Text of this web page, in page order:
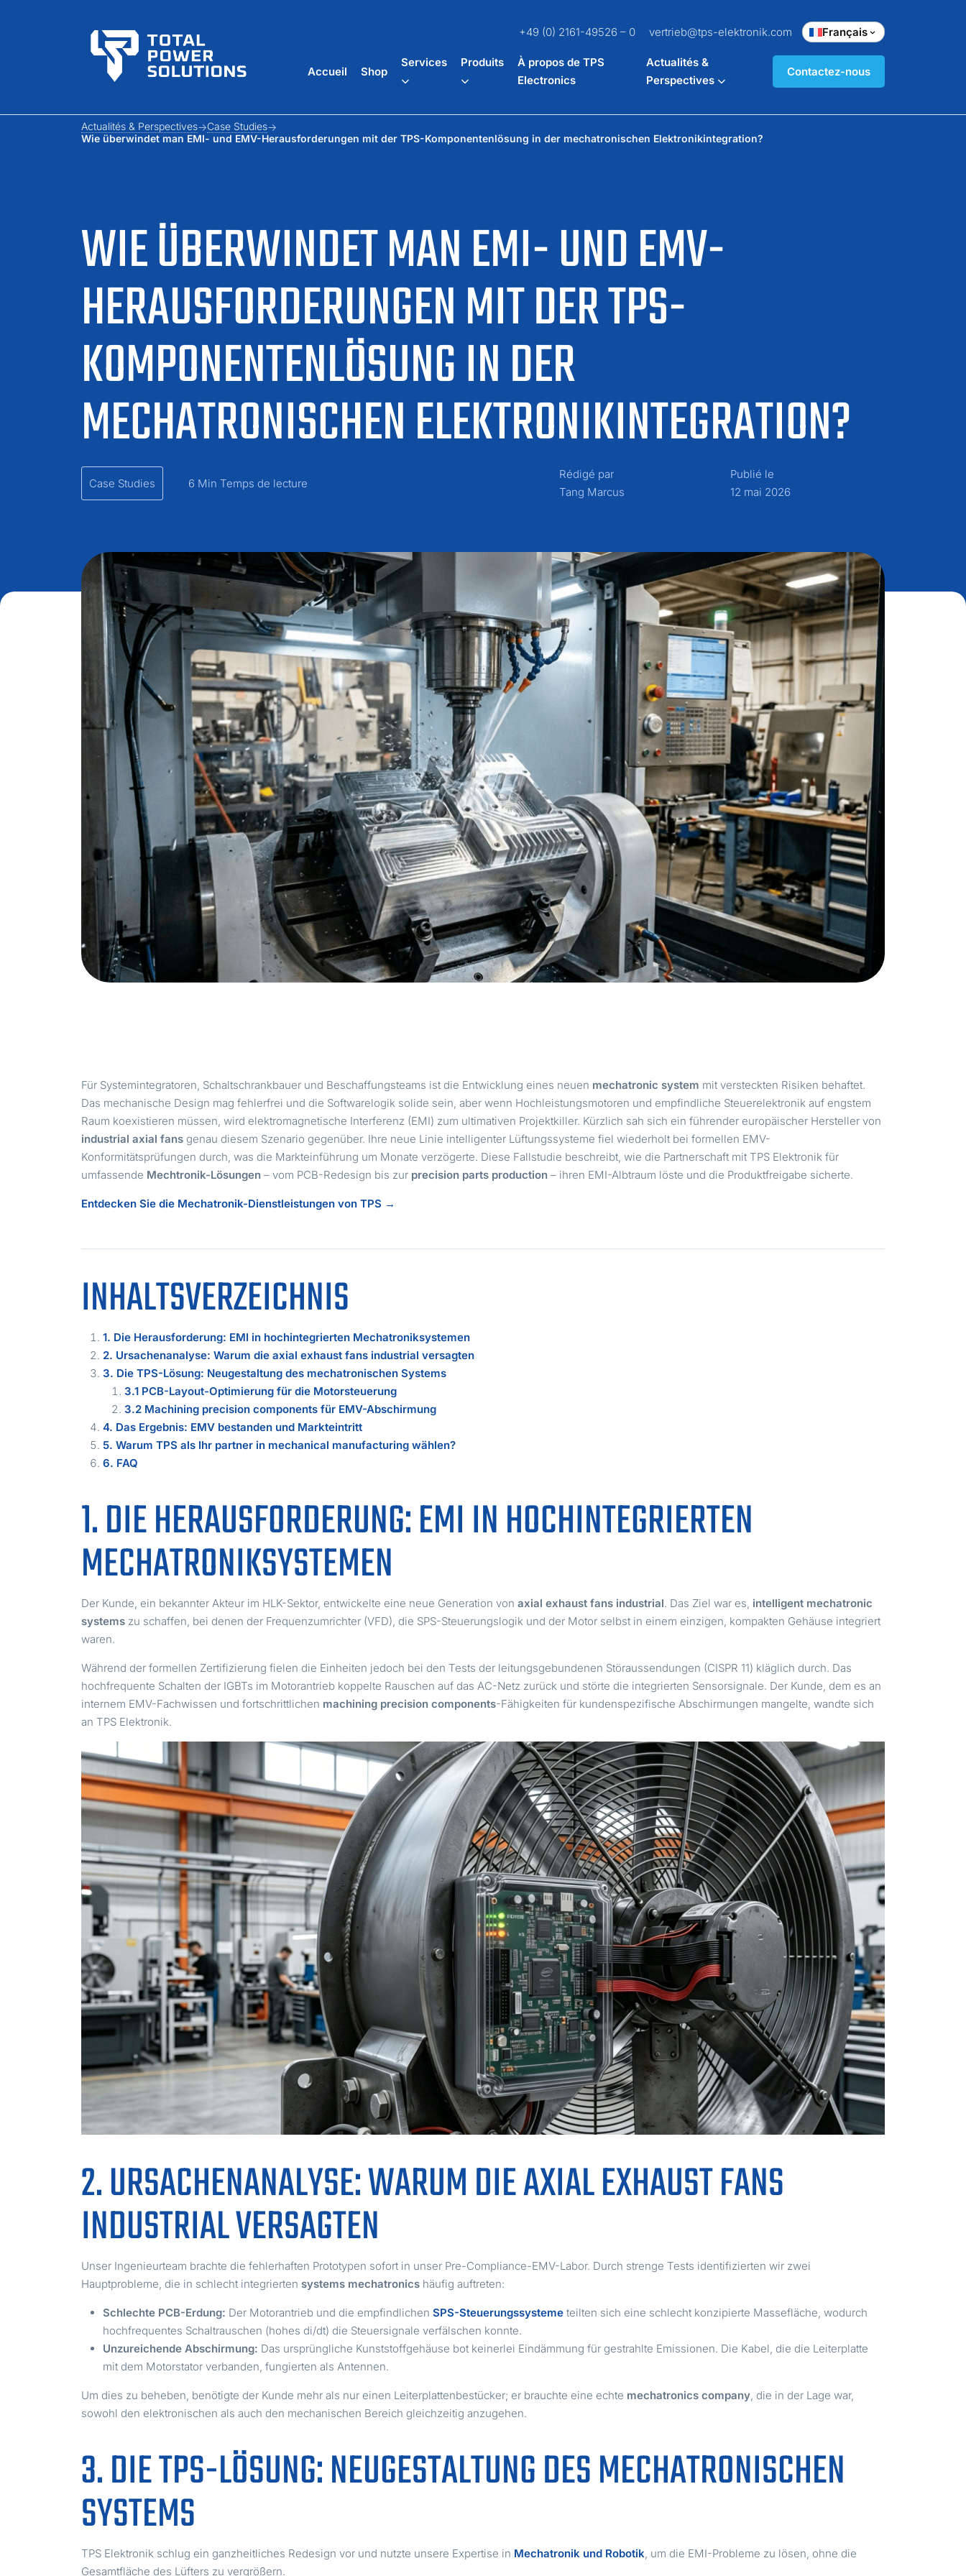
+49 (0) 2161-49526 – 0 vertrieb@tps-elektronik.com Français
Accueil Shop
Services Produits
À propos de TPS
Electronics
Actualités &
Perspectives
Contactez-nous
WIE ÜBERWINDET MAN EMI- UND EMV-
HERAUSFORDERUNGEN MIT DER TPS-
KOMPONENTENLÖSUNG IN DER
MECHATRONISCHEN ELEKTRONIKINTEGRATION?
Actualités & Perspectives
Case Studies
Wie überwindet man EMI- und EMV-Herausforderungen mit der TPS-Komponentenlösung in der mechatronischen Elektronikintegration?
Case Studies 6 Min Temps de lecture
Rédigé par
Tang Marcus
Publié le
12 mai 2026
Für Systemintegratoren, Schaltschrankbauer und Beschaffungsteams ist die Entwicklung eines neuen mechatronic system mit versteckten Risiken behaftet.
Das mechanische Design mag fehlerfrei und die Softwarelogik solide sein, aber wenn Hochleistungsmotoren und empfindliche Steuerelektronik auf engstem
Raum koexistieren müssen, wird elektromagnetische Interferenz (EMI) zum ultimativen Projektkiller. Kürzlich sah sich ein führender europäischer Hersteller von
industrial axial fans genau diesem Szenario gegenüber. Ihre neue Linie intelligenter Lüftungssysteme fiel wiederholt bei formellen EMV-
Konformitätsprüfungen durch, was die Markteinführung um Monate verzögerte. Diese Fallstudie beschreibt, wie die Partnerschaft mit TPS Elektronik für
umfassende Mechtronik-Lösungen – vom PCB-Redesign bis zur precision parts production – ihren EMI-Albtraum löste und die Produktfreigabe sicherte.
Entdecken Sie die Mechatronik-Dienstleistungen von TPS →
INHALTSVERZEICHNIS
1. Die Herausforderung: EMI in hochintegrierten Mechatroniksystemen
2. Ursachenanalyse: Warum die axial exhaust fans industrial versagten
3. Die TPS-Lösung: Neugestaltung des mechatronischen Systems
3.1 PCB-Layout-Optimierung für die Motorsteuerung
3.2 Machining precision components für EMV-Abschirmung
4. Das Ergebnis: EMV bestanden und Markteintritt
5. Warum TPS als Ihr partner in mechanical manufacturing wählen?
6. FAQ
1. DIE HERAUSFORDERUNG: EMI IN HOCHINTEGRIERTEN
MECHATRONIKSYSTEMEN
Der Kunde, ein bekannter Akteur im HLK-Sektor, entwickelte eine neue Generation vonaxial exhaust fans industrial. Das Ziel war es, intelligent mechatronic
systems zu schaffen, bei denen der Frequenzumrichter (VFD), die SPS-Steuerungslogik und der Motor selbst in einem einzigen, kompakten Gehäuse integriert
waren.
Während der formellen Zertifizierung fielen die Einheiten jedoch bei den Tests der leitungsgebundenen Störaussendungen (CISPR 11) kläglich durch. Das
hochfrequente Schalten der IGBTs im Motorantrieb koppelte Rauschen auf das AC-Netz zurück und störte die integrierten Sensorsignale. Der Kunde, dem es an
internem EMV-Fachwissen und fortschrittlichen machining precision components-Fähigkeiten für kundenspezifische Abschirmungen mangelte, wandte sich
an TPS Elektronik.
2. URSACHENANALYSE: WARUM DIE AXIAL EXHAUST FANS
INDUSTRIAL VERSAGTEN
Unser Ingenieurteam brachte die fehlerhaften Prototypen sofort in unser Pre-Compliance-EMV-Labor. Durch strenge Tests identifizierten wir zwei
Hauptprobleme, die in schlecht integrierten systems mechatronics häufig auftreten:
Schlechte PCB-Erdung: Der Motorantrieb und die empfindlichenSPS-Steuerungssysteme teilten sich eine schlecht konzipierte Massefläche, wodurch
hochfrequentes Schaltrauschen (hohes di/dt) die Steuersignale verfälschen konnte.
Unzureichende Abschirmung: Das ursprüngliche Kunststoffgehäuse bot keinerlei Eindämmung für gestrahlte Emissionen. Die Kabel, die die Leiterplatte
mit dem Motorstator verbanden, fungierten als Antennen.
Um dies zu beheben, benötigte der Kunde mehr als nur einen Leiterplattenbestücker; er brauchte eine echte mechatronics company , die in der Lage war,
sowohl den elektronischen als auch den mechanischen Bereich gleichzeitig anzugehen.
3. DIE TPS-LÖSUNG: NEUGESTALTUNG DES MECHATRONISCHEN
SYSTEMS
TPS Elektronik schlug ein ganzheitliches Redesign vor und nutzte unsere Expertise in Mechatronik und Robotik , um die EMI-Probleme zu lösen, ohne die
Gesamtfläche des Lüfters zu vergrößern.